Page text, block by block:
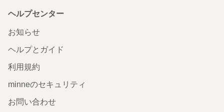
ヘルプセンター
お知らせ
ヘルプとガイド
利用規約
minneのセキュリティ
お問い合わせ